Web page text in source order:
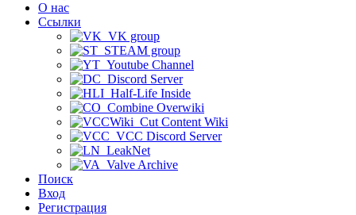
О нас
Ссылки
VK group
STEAM group
Youtube Channel
Discord Server
Half-Life Inside
Combine Overwiki
Cut Content Wiki
VCC Discord Server
LeakNet
Valve Archive
Поиск
Вход
Регистрация